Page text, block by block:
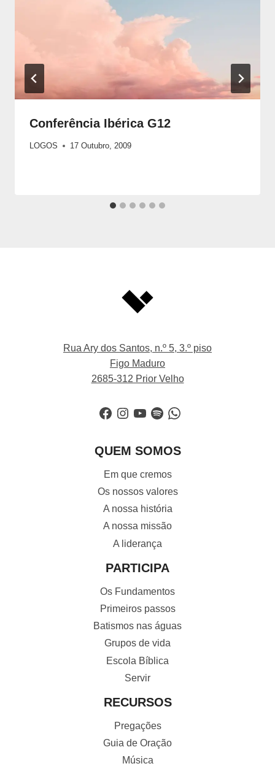
Conferência Ibérica G12
LOGOS 17 Outubro, 2009
Rua Ary dos Santos, n.º 5, 3.º piso
Figo Maduro
2685-312 Prior Velho
Facebook
Instagram
YouTube
SpotifyWhatsApp
QUEM SOMOS
Em que cremos
Os nossos valores
A nossa história
A nossa missão
A liderança
PARTICIPA
Os Fundamentos
Primeiros passos
Batismos nas águas
Grupos de vida
Escola Bíblica
Servir
RECURSOS
Pregações
Guia de Oração
Música